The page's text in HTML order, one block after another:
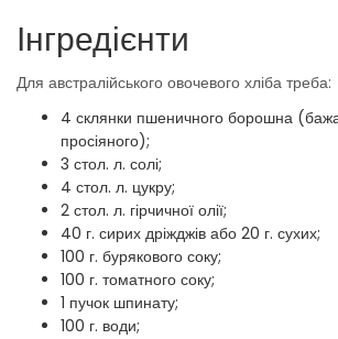
Інгредієнти
Для австралійського овочевого хліба треба:
4 склянки пшеничного борошна
просіяного);
3 стол. л. солі;
4 стол. л. цукру;
2 стол. л. гірчичної олії;
40 г. сирих дріжджів або 20 г. сухих;
100 г. бурякового соку;
100 г. томатного соку;
1 пучок шпинату;
100 г. води;